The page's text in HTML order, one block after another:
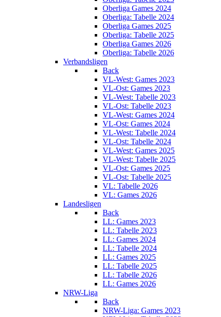
Oberliga Games 2024
Oberliga: Tabelle 2024
Oberliga Games 2025
Oberliga: Tabelle 2025
Oberliga Games 2026
Oberliga: Tabelle 2026
Verbandsligen
Back
VL-West: Games 2023
VL-Ost: Games 2023
VL-West: Tabelle 2023
VL-Ost: Tabelle 2023
VL-West: Games 2024
VL-Ost: Games 2024
VL-West: Tabelle 2024
VL-Ost: Tabelle 2024
VL-West: Games 2025
VL-West: Tabelle 2025
VL-Ost: Games 2025
VL-Ost: Tabelle 2025
VL: Tabelle 2026
VL: Games 2026
Landesligen
Back
LL: Games 2023
LL: Tabelle 2023
LL: Games 2024
LL: Tabelle 2024
LL: Games 2025
LL: Tabelle 2025
LL: Tabelle 2026
LL: Games 2026
NRW-Liga
Back
NRW-Liga: Games 2023